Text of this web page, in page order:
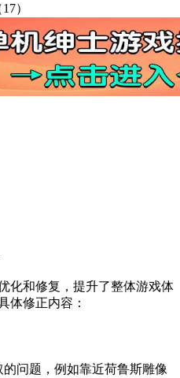
）
化和修复，提升了整体游戏体
体修正内容：
问题，例如靠近荷鲁斯雕像